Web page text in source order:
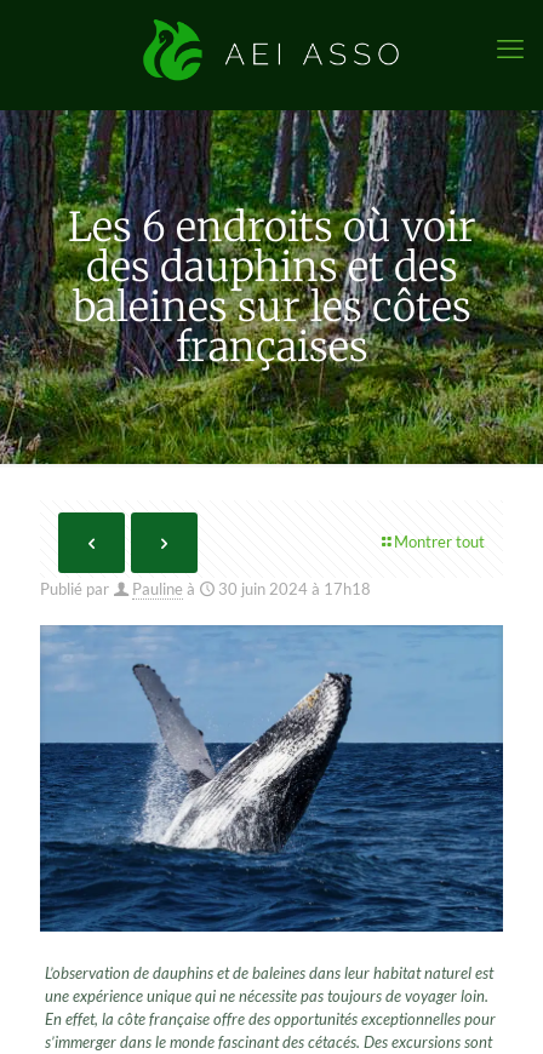
Les 6 endroits où voir
des dauphins et des
baleines sur les côtes
françaises
Montrer tout
Publié par Pauline à 30 juin 2024 à 17h18
L’observation de dauphins et de baleines dans leur habitat naturel est
une expérience unique qui ne nécessite pas toujours de voyager loin.
En effet, la côte française offre des opportunités exceptionnelles pour
s’immerger dans le monde fascinant des cétacés. Des excursions sont